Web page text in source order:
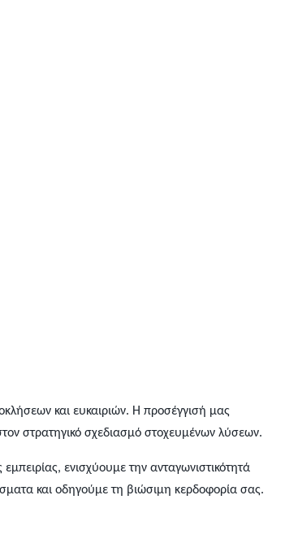
και ευκαιριών. Η προσέγγισή μας
στρατηγικό σχεδιασμό στοχευμένων λύσεων.
ενισχύουμε την ανταγωνιστικότητά
και οδηγούμε τη βιώσιμη κερδοφορία σας.